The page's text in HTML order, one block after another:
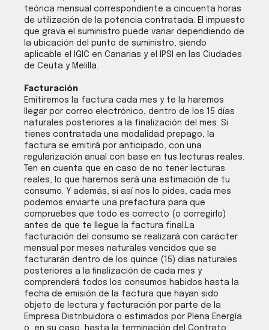
teórica mensual correspondiente a cincuenta horas
de utilización de la potencia contratada. El impuesto
que grava el suministro puede variar dependiendo de
la ubicación del punto de suministro, siendo
aplicable el IGIC en Canarias y el IPSI en las Ciudades
de Ceuta y Melilla.
Facturación
Emitiremos la factura cada mes y te la haremos
llegar por correo electrónico, dentro de los 15 días
naturales posteriores a la finalización del mes. Si
tienes contratada una modalidad prepago, la
factura se emitirá por anticipado, con una
regularización anual con base en tus lecturas reales.
Ten en cuenta que en caso de no tener lecturas
reales, lo que haremos será una estimación de tu
consumo. Y además, si así nos lo pides, cada mes
podemos enviarte una prefactura para que
compruebes que todo es correcto (o corregirlo)
antes de que te llegue la factura final.La
facturación del consumo se realizará con carácter
mensual por meses naturales vencidos que se
facturarán dentro de los quince (15) días naturales
posteriores a la ﬁnalización de cada mes y
comprenderá todos los consumos habidos hasta la
fecha de emisión de la factura que hayan sido
objeto de lectura y facturación por parte de la
Empresa Distribuidora o estimados por Plena Energía
o, en su caso, hasta la terminación del Contrato